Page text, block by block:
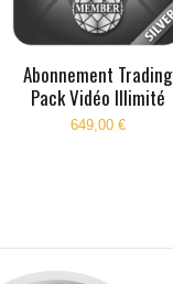
Abonnement Trading
Pack Vidéo Illimité
649,00 €